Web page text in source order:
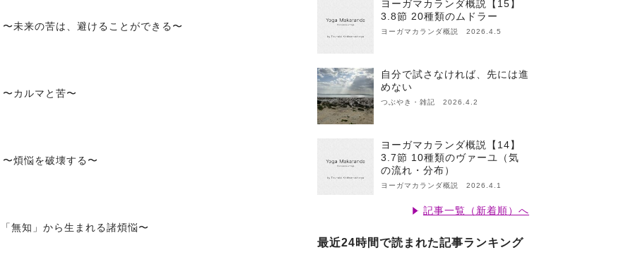
未来の苦は、避けることができる〜
カルマと苦〜
煩悩を破壊する〜
無知」から生まれる諸煩悩〜
ヨーガマカランダ概説【15】
3.8節 20種類のムドラー
ヨーガマカランダ概説 2026.4.5
自分で試さなければ、先には進
めない
つぶやき・雑記 2026.4.2
ヨーガマカランダ概説【14】
3.7節 10種類のヴァーユ（気
の流れ・分布）
ヨーガマカランダ概説 2026.4.1
記事一覧（新着順）へ
最近24時間で読まれた記事ランキング